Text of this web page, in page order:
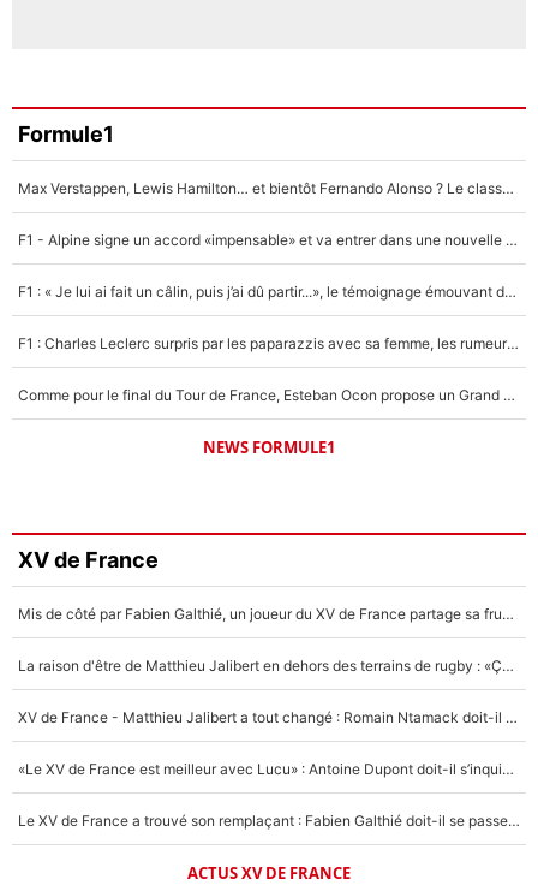
Formule1
Max Verstappen, Lewis Hamilton… et bientôt Fernando Alonso ? Le classement des pilotes les mieux payés en Formule 1 risque de changer !
F1 - Alpine signe un accord «impensable» et va entrer dans une nouvelle dimension : Grande nouvelle pour Pierre Gasly !
F1 : « Je lui ai fait un câlin, puis j’ai dû partir...», le témoignage émouvant de Max Verstappen sur sa fille
F1 : Charles Leclerc surpris par les paparazzis avec sa femme, les rumeurs étaient vraies !
Comme pour le final du Tour de France, Esteban Ocon propose un Grand Prix de Formule 1 à Paris : «Autour de l’Arc de Triomphe, ce serait génial» !
NEWS FORMULE1
XV de France
Mis de côté par Fabien Galthié, un joueur du XV de France partage sa frustration : «ils ne me l’ont pas dit tout de suite»
La raison d'être de Matthieu Jalibert en dehors des terrains de rugby : «Ça m'atteint autant que si tu touches à un membre de ma famille»
XV de France - Matthieu Jalibert a tout changé : Romain Ntamack doit-il s’inquiéter pour sa place à un an de la Coupe du monde ?
«Le XV de France est meilleur avec Lucu» : Antoine Dupont doit-il s’inquiéter pour sa place ?
Le XV de France a trouvé son remplaçant : Fabien Galthié doit-il se passer d'Antoine Dupont ?
ACTUS XV DE FRANCE